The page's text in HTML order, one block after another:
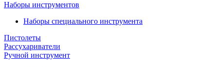
Наборы инструментов
Наборы специального инструмента
Пистолеты
Рассухариватели
Ручной инструмент